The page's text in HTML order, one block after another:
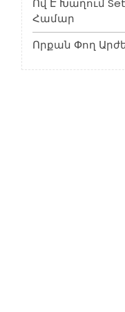
Ով Է Խաղում
Համար
Որքան Փող